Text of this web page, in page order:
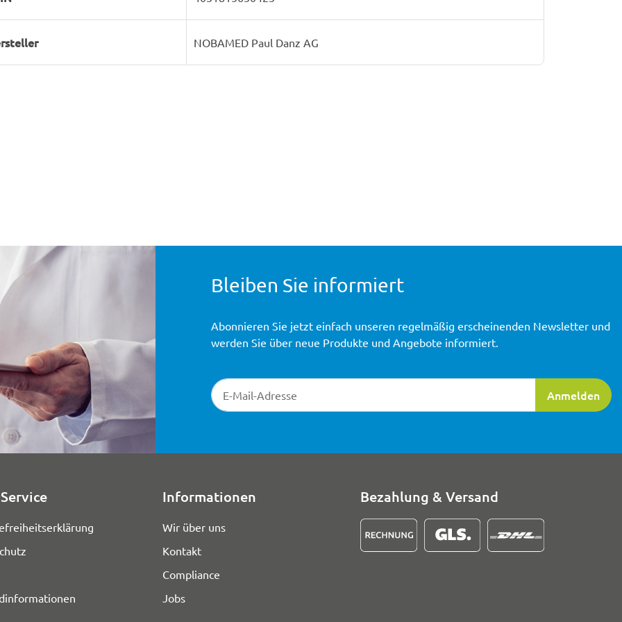
NOBAMED Paul Danz AG
Bleiben Sie informiert
Newsletter-Registrierung
Anmelden
Abonnieren Sie jetzt einfach unseren regelmäßig erscheinenden Newsletter und
werden Sie über neue Produkte und Angebote informiert.
Informationen
Wir über uns
Kontakt
Compliance
Jobs
Bezahlung & Versand